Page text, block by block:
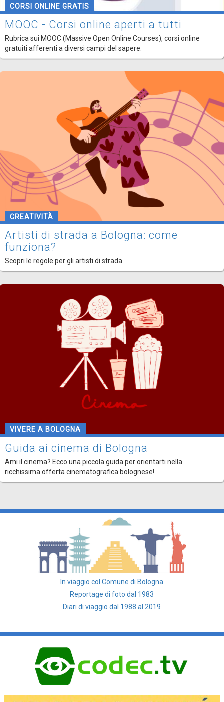
CORSI ONLINE GRATIS
MOOC - Corsi online aperti a tutti
Rubrica sui MOOC (Massive Open Online Courses), corsi online
gratuiti afferenti a diversi campi del sapere.
CREATIVITÀ
Artisti di strada a Bologna: come
funziona?
Scopri le regole per gli artisti di strada.
VIVERE A BOLOGNA
Guida ai cinema di Bologna
Ami il cinema? Ecco una piccola guida per orientarti nella
ricchissima offerta cinematografica bolognese!
In viaggio col Comune di Bologna
Reportage di foto dal 1983
Diari di viaggio dal 1988 al 2019